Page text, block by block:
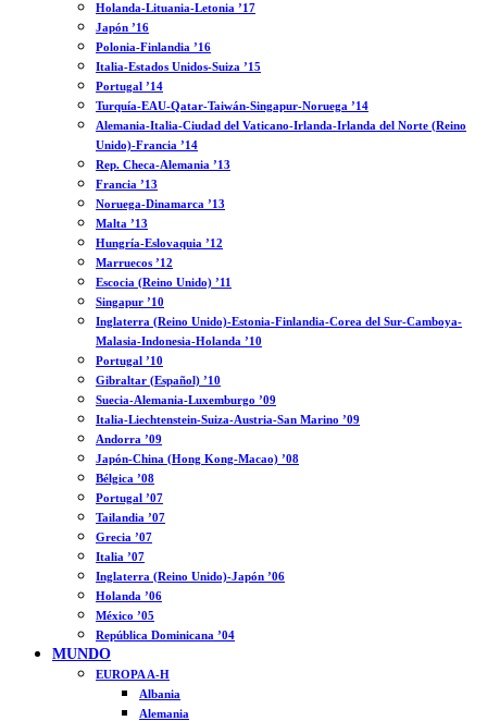
Holanda-Lituania-Letonia ’17
Japón ’16
Polonia-Finlandia ’16
Italia-Estados Unidos-Suiza ’15
Portugal ’14
Turquía-EAU-Qatar-Taiwán-Singapur-Noruega ’14
Alemania-Italia-Ciudad del Vaticano-Irlanda-Irlanda del Norte (Reino
Unido)-Francia ’14
Rep. Checa-Alemania ’13
Francia ’13
Noruega-Dinamarca ’13
Malta ’13
Hungría-Eslovaquia ’12
Marruecos ’12
Escocia (Reino Unido) ’11
Singapur ’10
Inglaterra (Reino Unido)-Estonia-Finlandia-Corea del Sur-Camboya-
Malasia-Indonesia-Holanda ’10
Portugal ’10
Gibraltar (Español) ’10
Suecia-Alemania-Luxemburgo ’09
Italia-Liechtenstein-Suiza-Austria-San Marino ’09
Andorra ’09
Japón-China (Hong Kong-Macao) ’08
Bélgica ’08
Portugal ’07
Tailandia ’07
Grecia ’07
Italia ’07
Inglaterra (Reino Unido)-Japón ’06
Holanda ’06
México ’05
República Dominicana ’04
MUNDO
EUROPA A-H
Albania
Alemania